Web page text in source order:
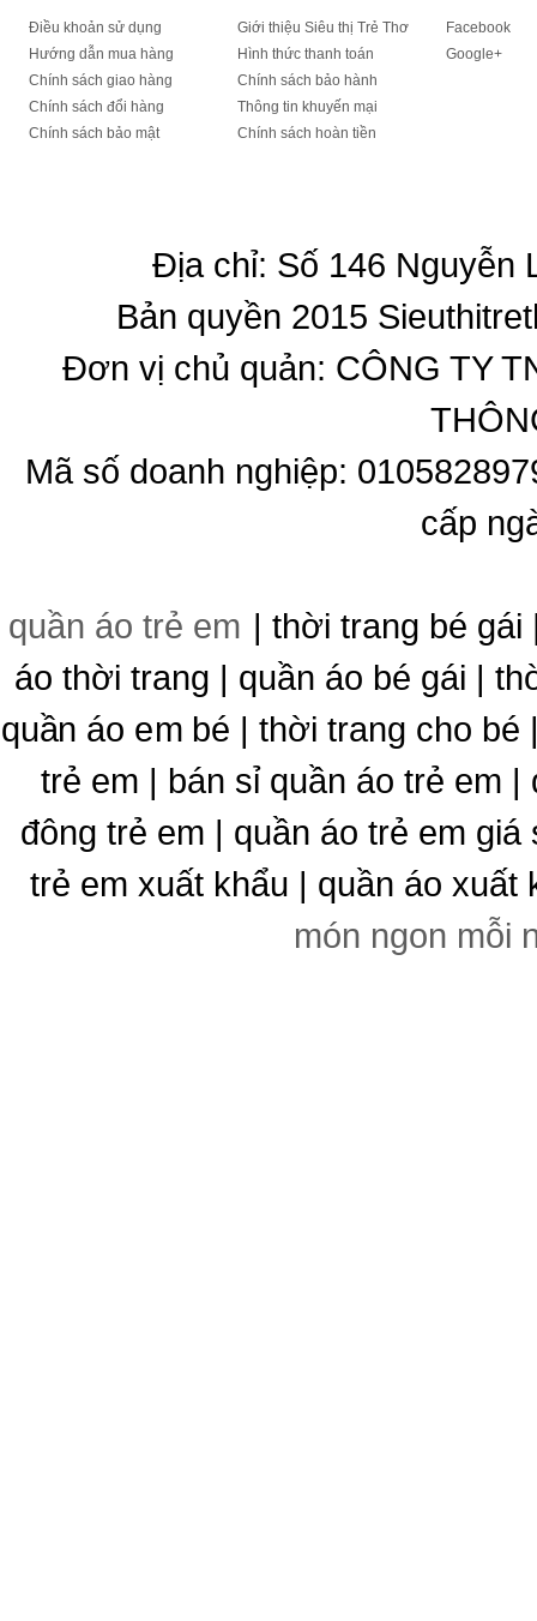
Điều khoản sử dụng
Hướng dẫn mua hàng
Chính sách giao hàng
Chính sách đổi hàng
Chính sách bảo mật
Giới thiệu Siêu thị Trẻ Thơ
Hình thức thanh toán
Chính sách bảo hành
Thông tin khuyến mại
Chính sách hoàn tiền
Facebook
Google+
Địa chỉ: Số 146 Nguyễn
Bản quyền 2015
Đơn vị chủ quản: CÔNG TY
Mã số doanh nghiệp:
cấp
quần áo trẻ em | thời trang bé gái
áo thời trang | quần áo bé gái |
quần áo em bé | thời trang cho
trẻ em | bán sỉ quần áo trẻ em
đông trẻ em | quần áo trẻ em
trẻ em xuất khẩu | quần áo xuất
món ngon mỗi